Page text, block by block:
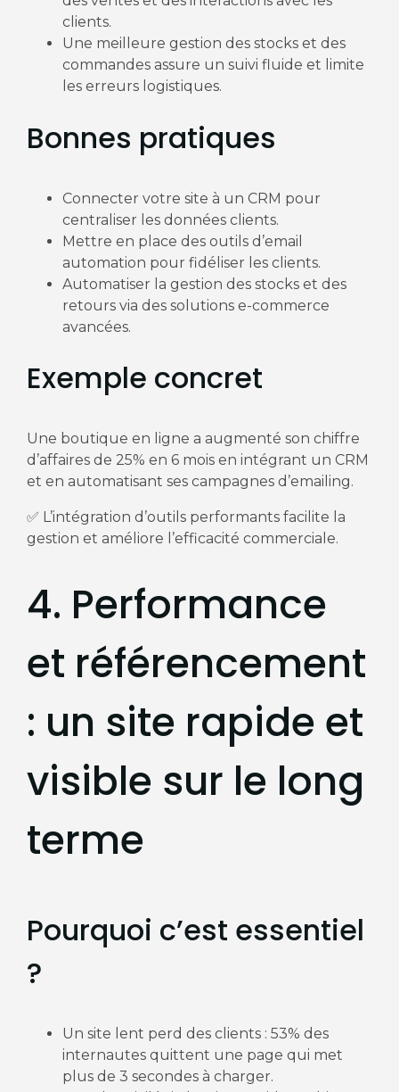
clients.
Une meilleure gestion des stocks et des
commandes assure un suivi fluide et limite
les erreurs logistiques.
Bonnes pratiques
Connecter votre site à un CRM pour
centraliser les données clients.
Mettre en place des outils d’email
automation pour fidéliser les clients.
Automatiser la gestion des stocks et des
retours via des solutions e-commerce
avancées.
Exemple concret
Une boutique en ligne a augmenté son chiffre
d’affaires de 25% en 6 mois en intégrant un CRM
et en automatisant ses campagnes d’emailing.
✅ L’intégration d’outils performants facilite la
gestion et améliore l’efficacité commerciale.
4. Performance
et référencement
: un site rapide et
visible sur le long
terme
Pourquoi c’est essentiel
?
Un site lent perd des clients : 53% des
internautes quittent une page qui met
plus de 3 secondes à charger.